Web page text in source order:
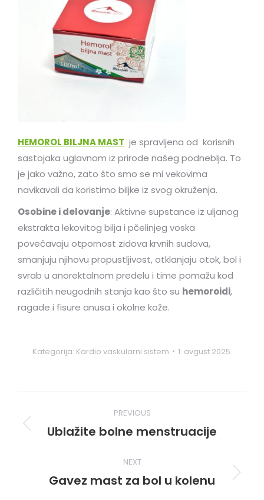
HEMOROL BILJNA MAST je spravljena od korisnih
sastojaka uglavnom iz prirode našeg podneblja. To
je jako važno, zato što smo se mi vekovima
navikavali da koristimo biljke iz svog okruženja.
Osobine i delovanje: Aktivne supstance iz uljanog
ekstrakta lekovitog bilja i pčelinjeg voska
povećavaju otpornost zidova krvnih sudova,
smanjuju njihovu propustljivost, otklanjaju otok, bol i
svrab u anorektalnom predelu i time pomažu kod
različitih neugodnih stanja kao što su hemoroidi,
ragade i fisure anusa i okolne kože.
Kategorija: Kardio vaskularni sistem 1. avgust 2025.
navigation
PREVIOUS
Previous
Ublažite bolne menstruacije
NEXT
Next
Gavez mast za bol u kolenu